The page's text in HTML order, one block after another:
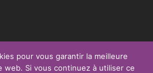
les personnes âgéesTous droits réservés.
pour vous garantir la meilleure
Si vous continuez à utiliser ce